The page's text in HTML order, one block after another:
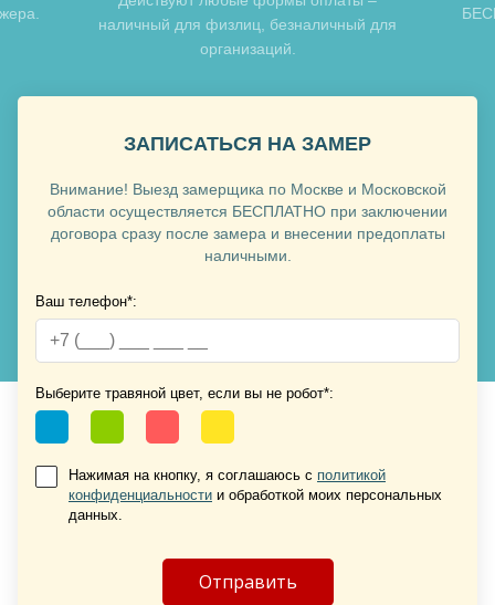
Хочу такую
Хочу такую
Хочу такую
наличный для физлиц, безналичный для
организаций.
ЗАПИСАТЬСЯ НА ЗАМЕР
Внимание! Выезд замерщика по Москве и Московской
области осуществляется БЕСПЛАТНО при заключении
договора сразу после замера и внесении предоплаты
наличными.
Ваш телефон*:
Выберите травяной цвет, если вы не робот*:
Нажимая на кнопку, я соглашаюсь с политикой
конфиденциальности и обработкой моих персональных
данных.